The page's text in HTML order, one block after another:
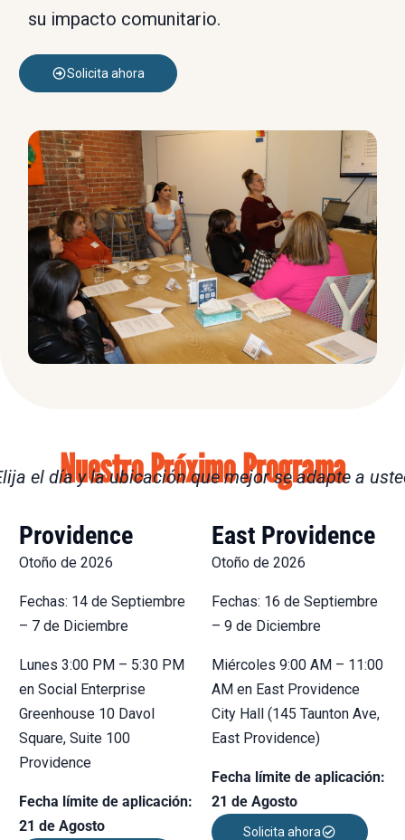
su impacto comunitario.
Solicita ahora
Nuestro Próximo Programa
el día y la ubicación que mejor se adapte a
Providence
Otoño de 2026
Fechas: 14 de Septiembre
– 7 de Diciembre
Lunes 3:00 PM – 5:30 PM
en Social Enterprise
Greenhouse 10 Davol
Square, Suite 100
Providence
Fecha límite de aplicación:
21 de Agosto
East Providence
Otoño de 2026
Fechas: 16 de Septiembre
– 9 de Diciembre
Miércoles 9:00 AM – 11:00
AM en East Providence
City Hall (145 Taunton Ave,
East Providence)
Fecha límite de aplicación:
21 de Agosto
Solicita ahora